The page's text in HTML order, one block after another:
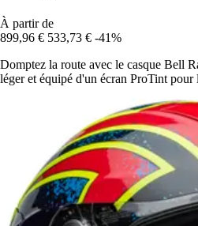
À partir de
899,96 € 533,73 € -41%
Domptez la route avec le casque Bell
léger et équipé d'un écran ProTint pour